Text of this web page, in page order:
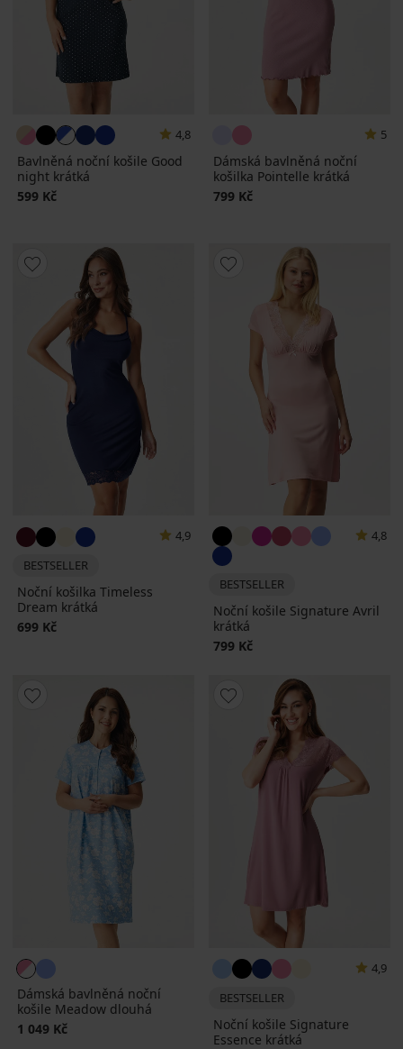
4,8
Bavlněná noční košile Good
night krátká
599 Kč
5
Dámská bavlněná noční
košilka Pointelle krátká
799 Kč
4,9
BESTSELLER
Noční košilka Timeless
Dream krátká
699 Kč
4,8
BESTSELLER
Noční košile Signature Avril
krátká
799 Kč
Dámská bavlněná noční
košile Meadow dlouhá
1 049 Kč
4,9
BESTSELLER
Noční košile Signature
Essence krátká